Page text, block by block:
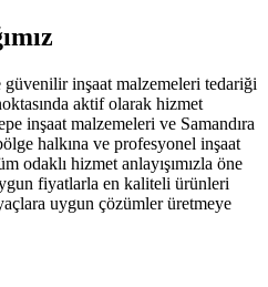
inşaat malzemeleri tedariği
aktif olarak hizmet
inşaat malzemeleri ve Samandıra
halkına ve profesyonel inşaat
odaklı hizmet anlayışımızla öne
fiyatlarla en kaliteli ürünleri
uygun çözümler üretmeye